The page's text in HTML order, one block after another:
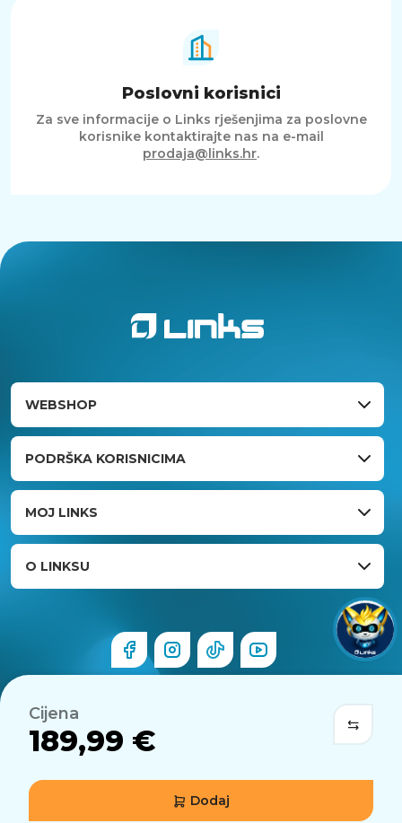
Cijena
189,99 €
Dodaj
Poslovni korisnici
Za sve informacije o Links rješenjima za poslovne
korisnike kontaktirajte nas na e-mail
prodaja@links.hr.
WEBSHOP
PODRŠKA KORISNICIMA
MOJ LINKS
O LINKSU